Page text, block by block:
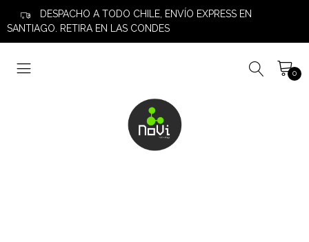
DESPACHO A TODO CHILE, ENVÍO EXPRESS EN
SANTIAGO. RETIRA EN LAS CONDES
0